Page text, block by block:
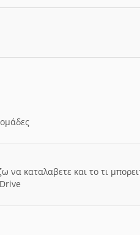
καταλαβετε και το τι